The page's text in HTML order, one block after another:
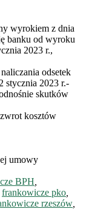
wyrokiem z dnia
banku od wyroku
2023 r.,
odsetek
stycznia 2023 r.-
skutków
kosztów
umowy
BPH
frankowicze pko
rzeszów